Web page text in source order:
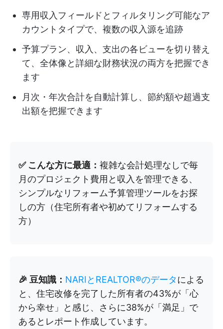
専用収入フィールドとフィルタリング可能なア
カウントタイプで、複数の収入源を追跡
予算プラン、収入、支出の各ビューを切り替え
て、全体像と詳細な財務状況の両方を把握でき
ます
月次・年次合計を自動計算し、節約額や超過支
出額を把握できます
✅ こんな方に最適： 複雑な会計処理なしで毎
月のプロジェクト費用と収入を管理できる、
シンプルなリフォーム予算管理ツールをお探
しの方（住宅所有者や初めてリフォームする
方）
🎉 豆知識： NARIとREALTOR®のデータによる
と、住宅改修を完了した所有者の43%が「心
から幸せ」と感じ、さらに38%が「満足」で
あるとレポート作成しています。